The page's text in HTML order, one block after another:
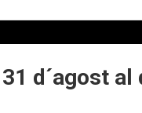
d´agost al